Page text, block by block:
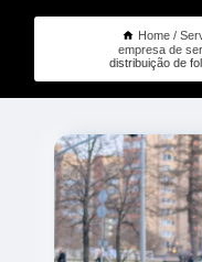
Home
empresa de
distribuição de